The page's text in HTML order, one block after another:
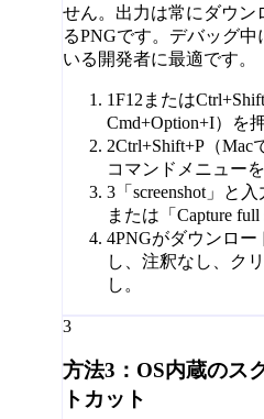
せん。出力は常にダウン
るPNGです。デバッグ中
いる開発者に最適です。
1F12または
Cmd+Option+I）を
2Ctrl+Shift+P（Mac
コマンドメニューを
3 「screenshot」と
または「Capture full
4PNGがダウンロー
し、注釈なし、ク
し。
3
方法3：OS内蔵のス
トカット